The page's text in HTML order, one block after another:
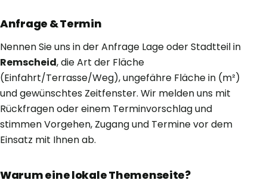
Anfrage & Termin
Nennen Sie uns in der Anfrage Lage oder Stadtteil in
Remscheid, die Art der Fläche
(Einfahrt/Terrasse/Weg), ungefähre Fläche in (m²)
und gewünschtes Zeitfenster. Wir melden uns mit
Rückfragen oder einem Terminvorschlag und
stimmen Vorgehen, Zugang und Termine vor dem
Einsatz mit Ihnen ab.
Warum eine lokale Themenseite?